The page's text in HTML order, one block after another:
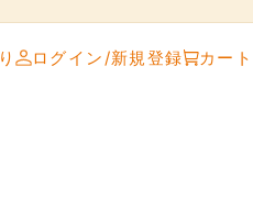
ログイン/新規登録 カート